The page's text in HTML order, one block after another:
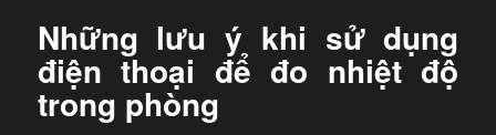
Những lưu ý khi sử dụng
điện thoại để đo nhiệt độ
trong phòng